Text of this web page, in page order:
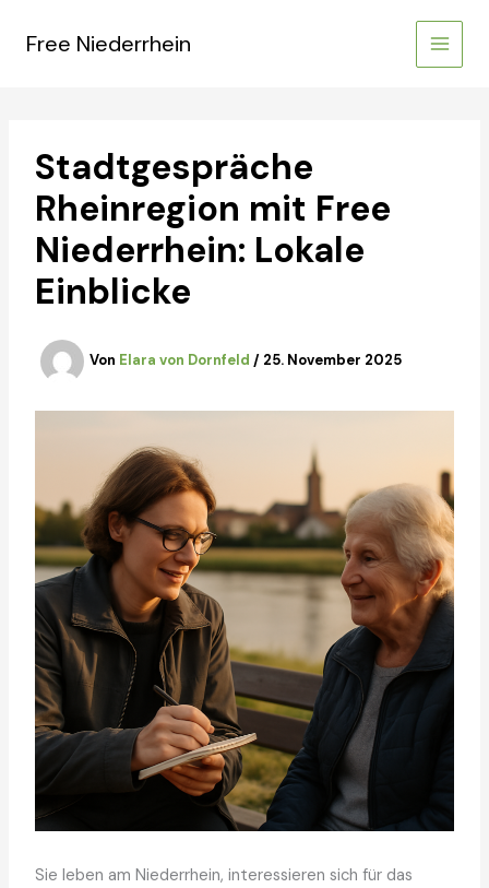
InhaltFree Niederrhein
Stadtgespräche
Rheinregion mit Free
Niederrhein: Lokale
Einblicke
Von Elara von Dornfeld / 25. November 2025
Sie leben am Niederrhein, interessieren sich für das